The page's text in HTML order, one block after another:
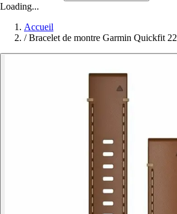
Loading...
Accueil
/ Bracelet de montre Garmin Quickfit 22